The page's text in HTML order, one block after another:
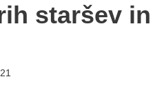
staršev in